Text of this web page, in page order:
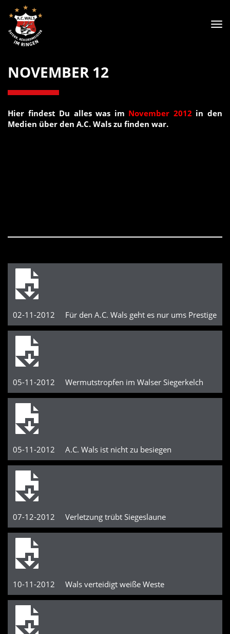
NOVEMBER 12
Hier findest Du alles was im November 2012 in den
Medien über den A.C. Wals zu finden war.
02-11-2012 Für den A.C. Wals geht es nur ums Prestige
05-11-2012 Wermutstropfen im Walser Siegerkelch
05-11-2012 A.C. Wals ist nicht zu besiegen
07-12-2012 Verletzung trübt Siegeslaune
10-11-2012 Wals verteidigt weiße Weste